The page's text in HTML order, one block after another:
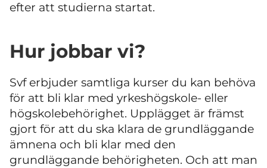
efter att studierna startat.
Hur jobbar vi?
Svf erbjuder samtliga kurser du kan behöva
för att bli klar med yrkeshögskole- eller
högskolebehörighet. Upplägget är främst
gjort för att du ska klara de grundläggande
ämnena och bli klar med den
grundläggande behörigheten. Och att man